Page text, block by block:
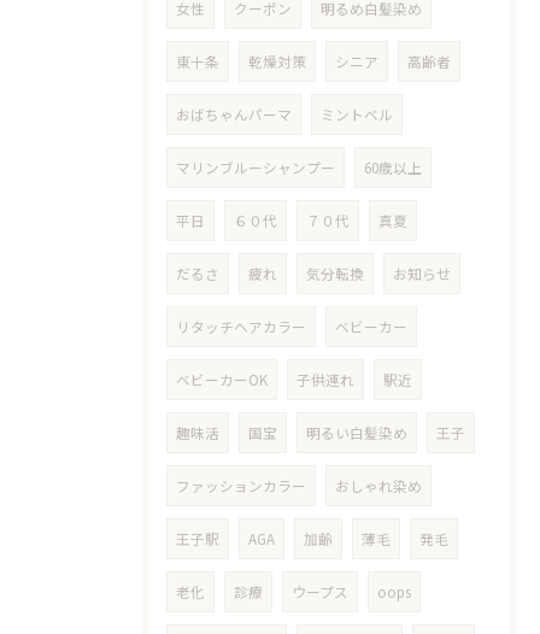
女性 クーポン 明るめ白髪染め
東十条 乾燥対策 シニア 高齢者
おばちゃんパーマ ミントベル
マリンブルーシャンプー 60歳以上
平日 ６０代 ７０代 真夏
だるさ 疲れ 気分転換 お知らせ
リタッチヘアカラー ベビーカー
ベビーカーOK 子供連れ 駅近
趣味活 国宝 明るい白髪染め 王子
ファッションカラー おしゃれ染め
王子駅 AGA 加齢 薄毛 発毛
老化 診療 ウープス oops